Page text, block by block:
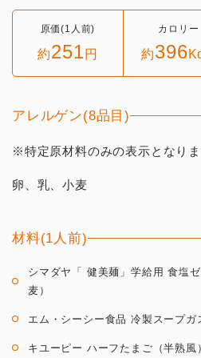
原価(1人前)
約251円
カロリー
約396
アレルゲン(8品目)
※特定原材料のみの表示となりま
卵、乳、小麦
材料(1人前)
シマダヤ「 健美麺」学給用 食塩
麦）
エム・シーシー食品 冷製スープガ
キユーピー ハーフたまご（半熟風